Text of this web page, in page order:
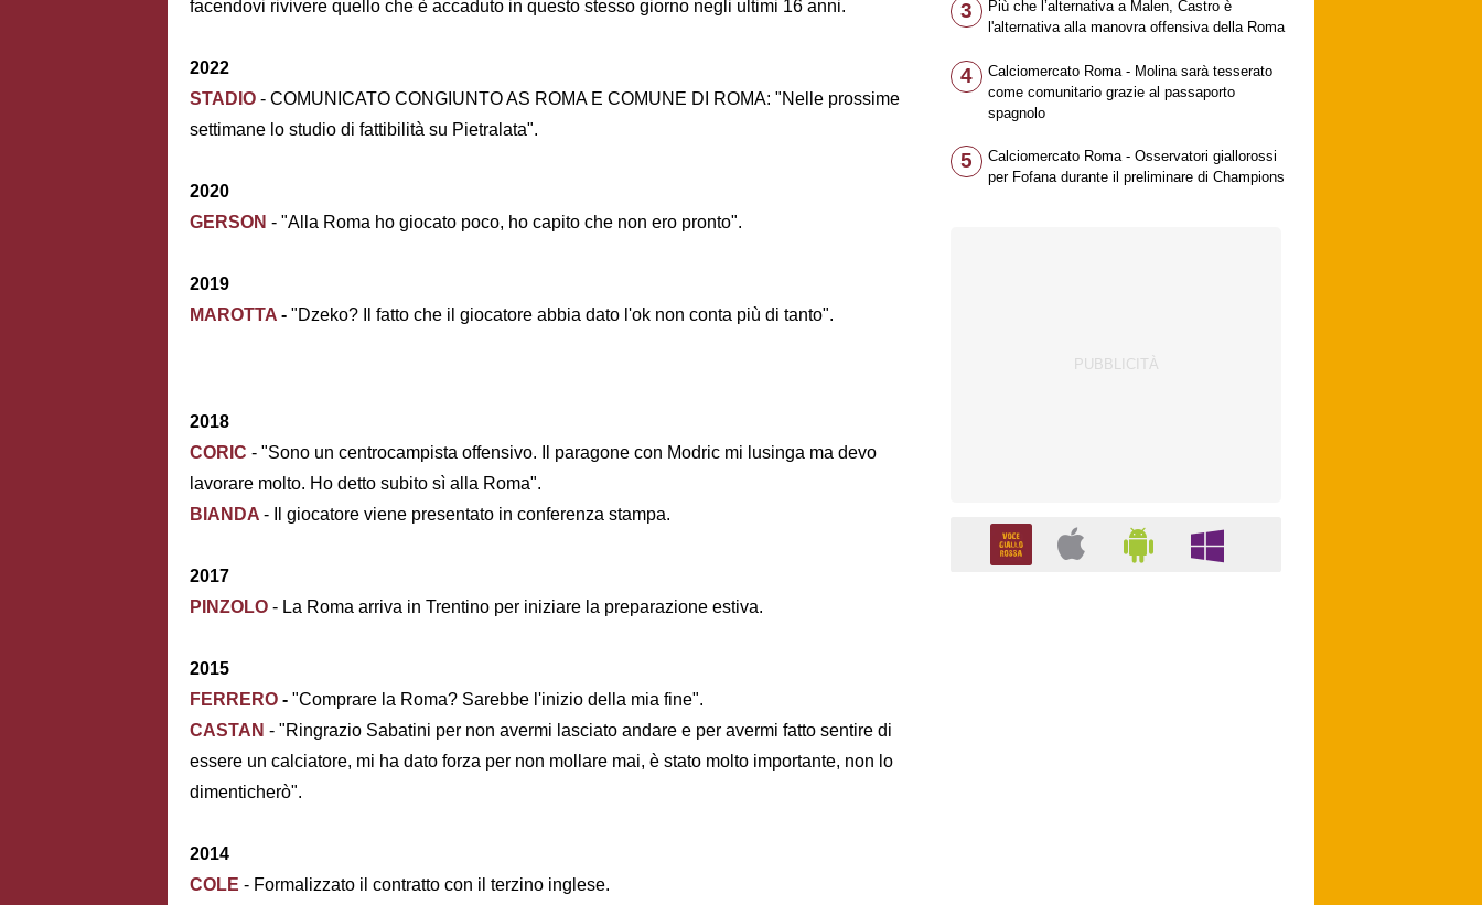
facendovi rivivere quello che è accaduto in questo stesso giorno negli ultimi 16 anni.
2022
STADIO - COMUNICATO CONGIUNTO AS ROMA E COMUNE DI ROMA: "Nelle prossime
settimane lo studio di fattibilità su Pietralata".
2020
GERSON - "Alla Roma ho giocato poco, ho capito che non ero pronto".
2019
MAROTTA - "Dzeko? Il fatto che il giocatore abbia dato l'ok non conta più di tanto".
2018
CORIC - "Sono un centrocampista offensivo. Il paragone con Modric mi lusinga ma devo
lavorare molto. Ho detto subito sì alla Roma".
BIANDA - Il giocatore viene presentato in conferenza stampa.
2017
PINZOLO - La Roma arriva in Trentino per iniziare la preparazione estiva.
2015
FERRERO - "Comprare la Roma? Sarebbe l'inizio della mia fine".
CASTAN - "Ringrazio Sabatini per non avermi lasciato andare e per avermi fatto sentire di
essere un calciatore, mi ha dato forza per non mollare mai, è stato molto importante, non lo
dimenticherò".
2014
COLE - Formalizzato il contratto con il terzino inglese.
3
Più che l’alternativa a Malen, Castro è
l'alternativa alla manovra offensiva della Roma
4
Calciomercato Roma - Molina sarà tesserato
come comunitario grazie al passaporto
spagnolo
5
Calciomercato Roma - Osservatori giallorossi
per Fofana durante il preliminare di Champions